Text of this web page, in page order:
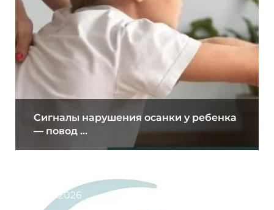
Сигналы нарушения осанки у ребенка
— повод ...
31.07.2026